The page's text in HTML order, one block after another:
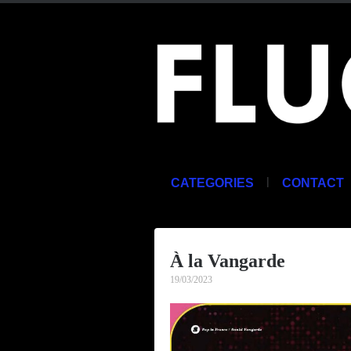
CATEGORIES | CONTACT
À la Vangarde
19/03/2023